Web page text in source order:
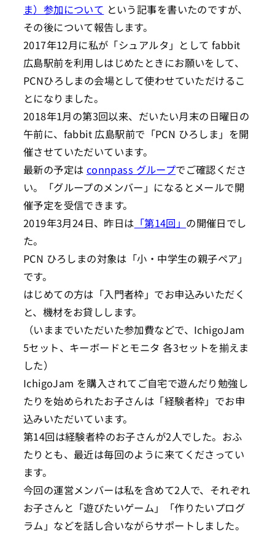
ま）参加について という記事を書いたのですが、
その後について報告します。
2017年12月に私が「シュアルタ」として fabbit
広島駅前を利用しはじめたときにお願いをして、
PCNひろしまの会場として使わせていただけるこ
とになりました。
2018年1月の第3回以来、だいたい月末の日曜日の
午前に、fabbit 広島駅前で「PCN ひろしま」を開
催させていただいています。
最新の予定は connpass グループでご確認くださ
い。「グループのメンバー」になるとメールで開
催予定を受信できます。
2019年3月24日、昨日は 「第14回」 の開催日でし
た。
PCN ひろしまの対象は「小・中学生の親子ペア」
です。
はじめての方は「入門者枠」でお申込みいただく
と、機材をお貸しします。
（いままでいただいた参加費などで、IchigoJam
5セット、キーボードとモニタ 各3セットを揃えま
した）
IchigoJam を購入されてご自宅で遊んだり勉強し
たりを始められたお子さんは「経験者枠」でお申
込みいただいています。
第14回は経験者枠のお子さんが2人でした。おふ
たりとも、最近は毎回のように来てくださってい
ます。
今回の運営メンバーは私を含めて2人で、それぞれ
お子さんと「遊びたいゲーム」「作りたいプログ
ラム」などを話し合いながらサポートしました。